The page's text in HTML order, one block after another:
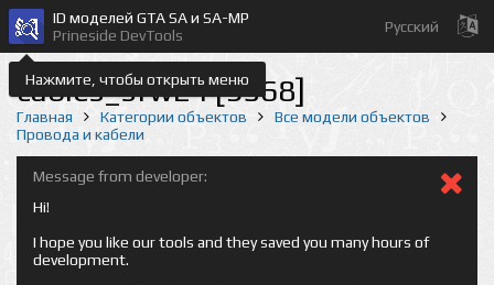
Нажмите, чтобы открыть меню
ID моделей GTA SA и SA-MP
Prineside DevTools
Русский
cables_sfw24 [9568]
Главная Категории объектов
Все модели объектов
Провода и кабели
Message from developer:
Hi!
I hope you like our tools and they saved you many hours of
development.